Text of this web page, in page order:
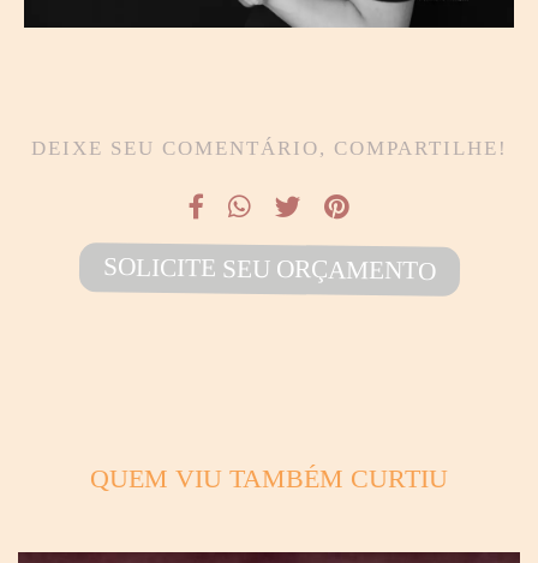
DEIXE SEU COMENTÁRIO, COMPARTILHE!
SOLICITE SEU ORÇAMENTO
QUEM VIU TAMBÉM CURTIU